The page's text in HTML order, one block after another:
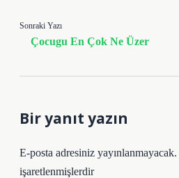
Sonraki Yazı
Çocugu En Çok Ne Üzer
Bir yanıt yazın
E-posta adresiniz yayınlanmayacak.
işaretlenmişlerdir